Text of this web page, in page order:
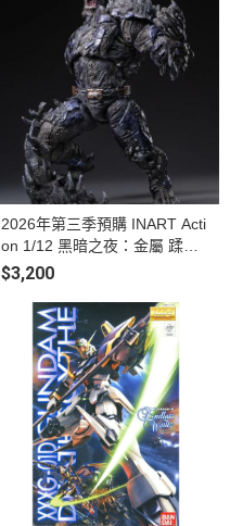
2026年第三季預購 INART Acti
on 1/12 黑暗之夜：金屬 蹂躪
者 可動人偶
$3,200